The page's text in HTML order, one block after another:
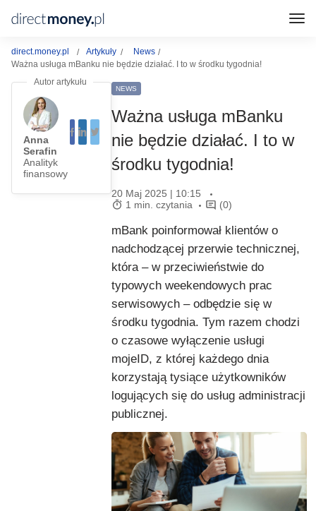
direct.money.pl Artykuły
News
Ważna usługa mBanku nie będzie działać. I to w środku tygodnia!
Anna
Serafin
Analityk
finansowy
NEWS
Ważna usługa mBanku
nie będzie działać. I to w
środku tygodnia!
20 Maj 2025 | 10:15
1 min. czytania
(0)
mBank poinformował klientów o
nadchodzącej przerwie technicznej,
która – w przeciwieństwie do
typowych weekendowych prac
serwisowych – odbędzie się w
środku tygodnia. Tym razem chodzi
o czasowe wyłączenie usługi
mojeID, z której każdego dnia
korzystają tysiące użytkowników
logujących się do usług administracji
publicznej.